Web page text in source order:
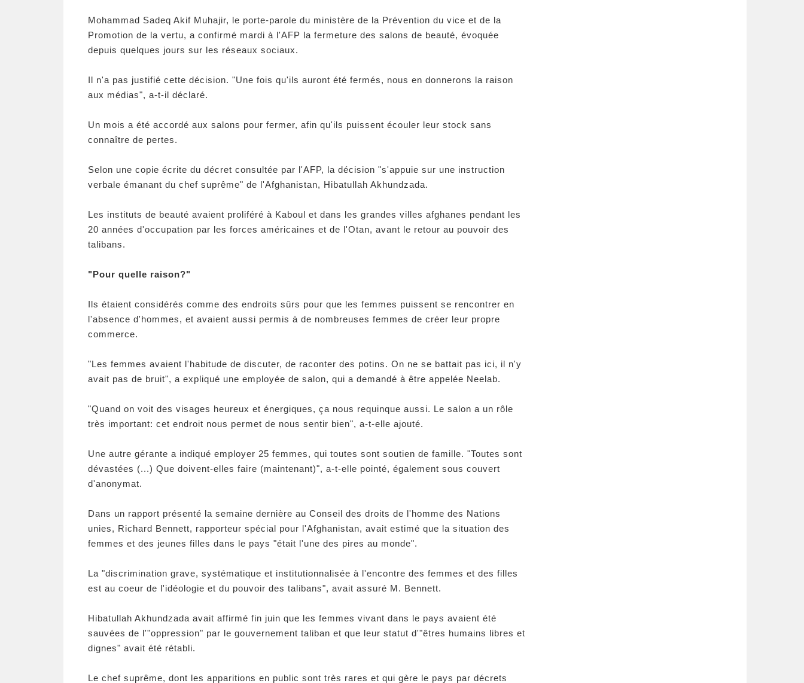
Mohammad Sadeq Akif Muhajir, le porte-parole du ministère de la Prévention du vice et de la
Promotion de la vertu, a confirmé mardi à l'AFP la fermeture des salons de beauté, évoquée
depuis quelques jours sur les réseaux sociaux.
Il n'a pas justifié cette décision. "Une fois qu'ils auront été fermés, nous en donnerons la raison
aux médias", a-t-il déclaré.
Un mois a été accordé aux salons pour fermer, afin qu'ils puissent écouler leur stock sans
connaître de pertes.
Selon une copie écrite du décret consultée par l'AFP, la décision "s'appuie sur une instruction
verbale émanant du chef suprême" de l'Afghanistan, Hibatullah Akhundzada.
Les instituts de beauté avaient proliféré à Kaboul et dans les grandes villes afghanes pendant les
20 années d'occupation par les forces américaines et de l'Otan, avant le retour au pouvoir des
talibans.
"Pour quelle raison?"
Ils étaient considérés comme des endroits sûrs pour que les femmes puissent se rencontrer en
l'absence d'hommes, et avaient aussi permis à de nombreuses femmes de créer leur propre
commerce.
"Les femmes avaient l'habitude de discuter, de raconter des potins. On ne se battait pas ici, il n'y
avait pas de bruit", a expliqué une employée de salon, qui a demandé à être appelée Neelab.
"Quand on voit des visages heureux et énergiques, ça nous requinque aussi. Le salon a un rôle
très important: cet endroit nous permet de nous sentir bien", a-t-elle ajouté.
Une autre gérante a indiqué employer 25 femmes, qui toutes sont soutien de famille. "Toutes sont
dévastées (...) Que doivent-elles faire (maintenant)", a-t-elle pointé, également sous couvert
d'anonymat.
Dans un rapport présenté la semaine dernière au Conseil des droits de l'homme des Nations
unies, Richard Bennett, rapporteur spécial pour l'Afghanistan, avait estimé que la situation des
femmes et des jeunes filles dans le pays "était l'une des pires au monde".
La "discrimination grave, systématique et institutionnalisée à l'encontre des femmes et des filles
est au coeur de l'idéologie et du pouvoir des talibans", avait assuré M. Bennett.
Hibatullah Akhundzada avait affirmé fin juin que les femmes vivant dans le pays avaient été
sauvées de l'"oppression" par le gouvernement taliban et que leur statut d'"êtres humains libres et
dignes" avait été rétabli.
Le chef suprême, dont les apparitions en public sont très rares et qui gère le pays par décrets